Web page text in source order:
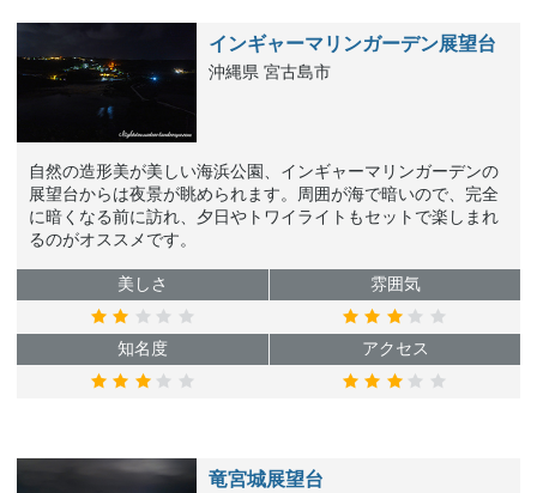
インギャーマリンガーデン展望台
沖縄県 宮古島市
自然の造形美が美しい海浜公園、インギャーマリンガーデンの
展望台からは夜景が眺められます。周囲が海で暗いので、完全
に暗くなる前に訪れ、夕日やトワイライトもセットで楽しまれ
るのがオススメです。
美しさ 雰囲気
知名度 アクセス
竜宮城展望台